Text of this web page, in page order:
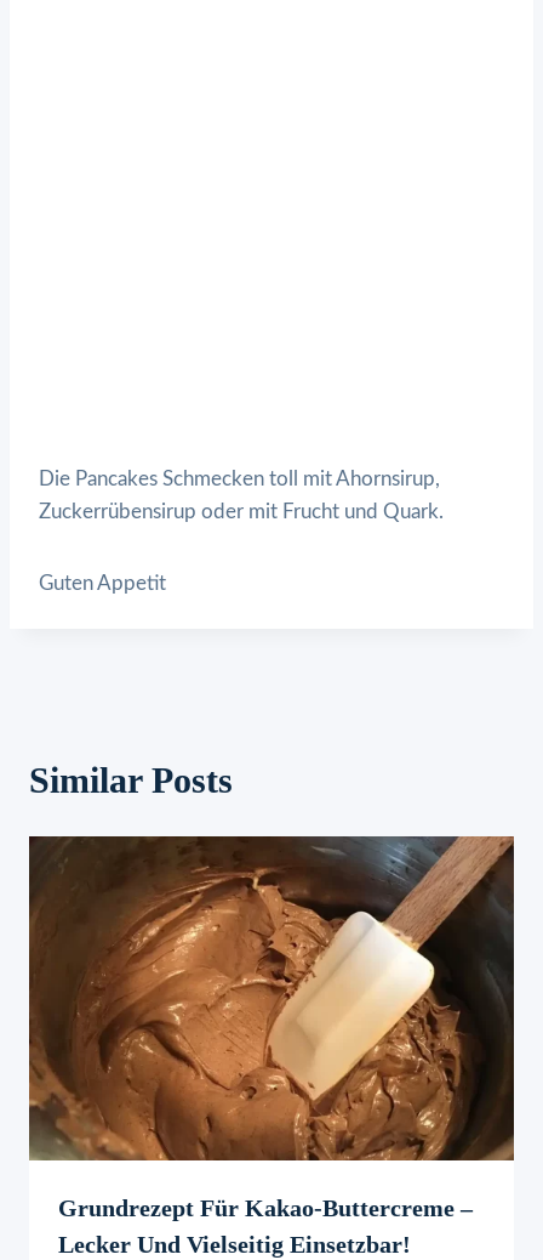
Die Pancakes Schmecken toll mit Ahornsirup,
Zuckerrübensirup oder mit Frucht und Quark.
Guten Appetit
Similar Posts
Grundrezept Für Kakao-Buttercreme –
Lecker Und Vielseitig Einsetzbar!